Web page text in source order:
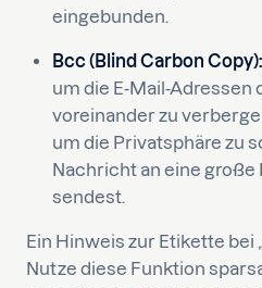
eingebunden.
Bcc (Blind Carbon Copy):
um die E-Mail-Adressen
voreinander zu
um die Privatsphäre zu
Nachricht an eine
sendest.
Ein Hinweis zur Etikette bei
Nutze diese Funktion